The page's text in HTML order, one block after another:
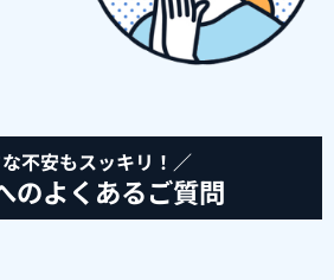
不安もスッキリ！／
のよくあるご質問